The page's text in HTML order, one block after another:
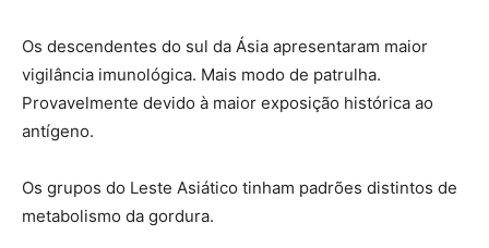
Os descendentes do sul da Ásia apresentaram maior
vigilância imunológica. Mais modo de patrulha.
Provavelmente devido à maior exposição histórica ao
antígeno.
Os grupos do Leste Asiático tinham padrões distintos de
metabolismo da gordura.